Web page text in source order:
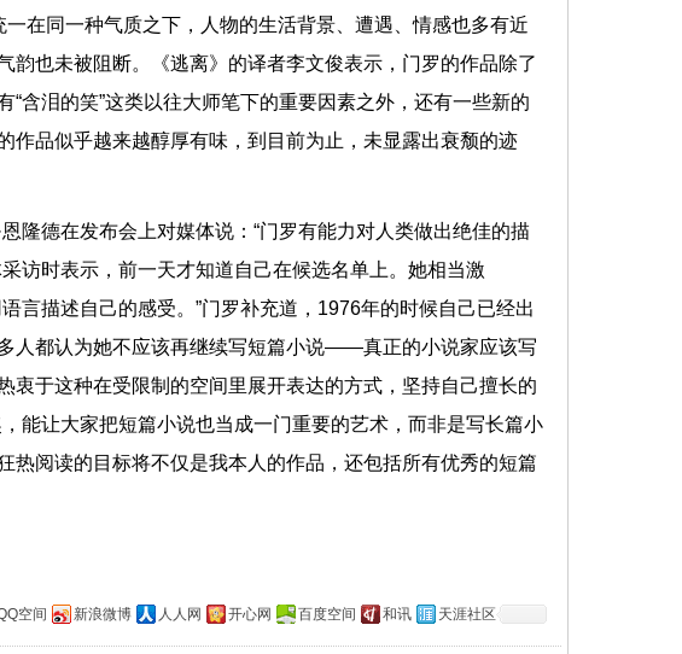
在同一种气质之下，人物的生活背景、遭遇、情感也多有近
韵也未被阻断。《逃离》的译者李文俊表示，门罗的作品除了
“含泪的笑”这类以往大师笔下的重要因素之外，还有一些新的
品似乎越来越醇厚有味，到目前为止，未显露出衰颓的迹
隆德在发布会上对媒体说：“门罗有能力对人类做出绝佳的描
访时表示，前一天才知道自己在候选名单上。她相当激
言描述自己的感受。”门罗补充道，1976年的时候自己已经出
人都认为她不应该再继续写短篇小说——真正的小说家应该写
衷于这种在受限制的空间里展开表达的方式，坚持自己擅长的
能让大家把短篇小说也当成一门重要的艺术，而非是写长篇小
热阅读的目标将不仅是我本人的作品，还包括所有优秀的短篇
空间 新浪微博 人人网 开心网 百度空间 和讯 天涯社区